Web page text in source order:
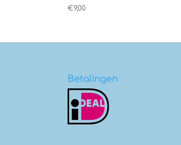
€9,00
Betalingen